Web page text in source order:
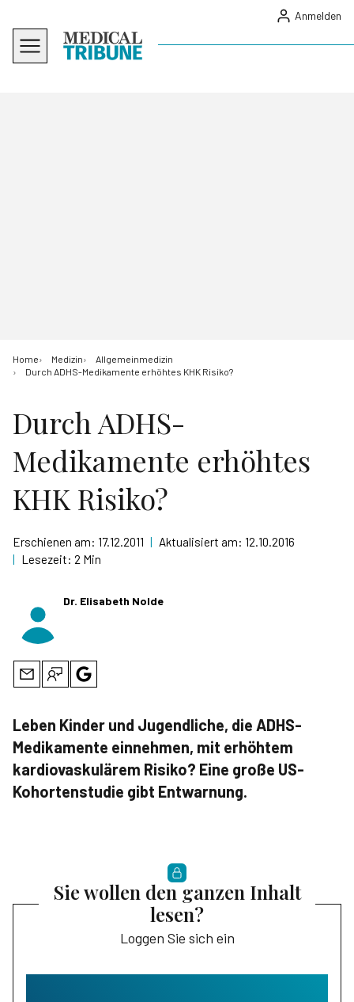
Anmelden
Home Medizin
Allgemeinmedizin
Durch ADHS-Medikamente erhöhtes KHK Risiko?
Durch ADHS-
Medikamente erhöhtes
KHK Risiko?
Erschienen am: 17.12.2011 | Aktualisiert am: 12.10.2016
| Lesezeit: 2 Min
Dr. Elisabeth Nolde
Leben Kinder und Jugendliche, die ADHS-
Medikamente einnehmen, mit erhöhtem
kardiovaskulärem Risiko? Eine große US-
Kohortenstudie gibt Entwarnung.
Sie wollen den ganzen Inhalt
lesen?
Loggen Sie sich ein